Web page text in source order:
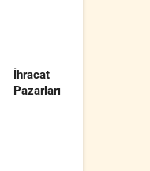
İhracat
Pazarları
-